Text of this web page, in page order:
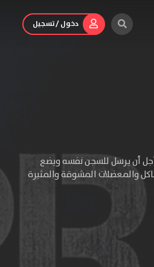
دخول / تسجيل
أن يرسل للسجن نفسه ويضع
والمعضلات المشوقة والمثيرة